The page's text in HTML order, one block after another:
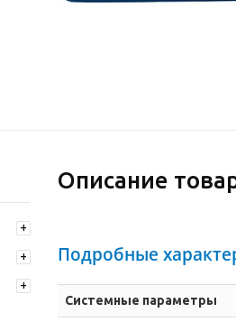
Описание
Подробные
Системные параметры